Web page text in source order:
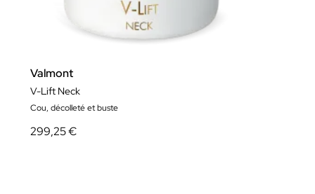
Valmont
V-Lift Neck
Cou, décolleté et buste
299,25 €